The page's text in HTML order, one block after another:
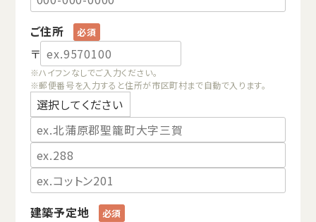
ご住所
〒
※ハイフンなしでご入力ください。
※郵便番号を入力すると住所が市区町村まで自動で入ります。
建築予定地